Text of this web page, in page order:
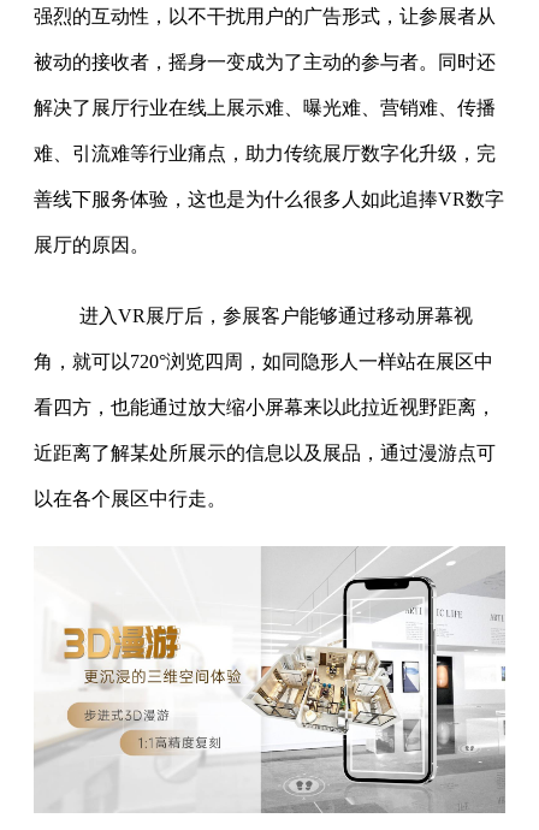
强烈的互动性，以不干扰用户的广告形式，让参展者从
被动的接收者，摇身一变成为了主动的参与者。同时还
解决了展厅行业在线上展示难、曝光难、营销难、传播
难、引流难等行业痛点，助力传统展厅数字化升级，完
善线下服务体验，这也是为什么很多人如此追捧VR数字
展厅的原因。
进入VR展厅后，参展客户能够通过移动屏幕视
角，就可以720°浏览四周，如同隐形人一样站在展区中
看四方，也能通过放大缩小屏幕来以此拉近视野距离，
近距离了解某处所展示的信息以及展品，通过漫游点可
以在各个展区中行走。